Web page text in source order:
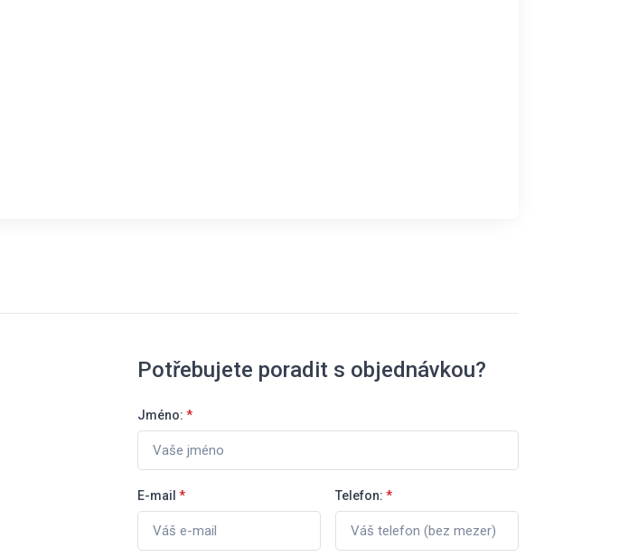
Potřebujete poradit s objednávkou?
Jméno: *
E-mail * Telefon: *